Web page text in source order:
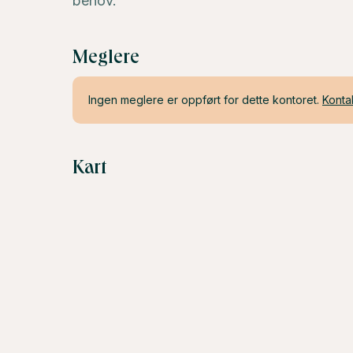
Meglere
Ingen meglere er oppført for dette kontoret.
Kart